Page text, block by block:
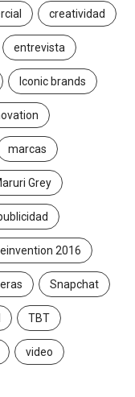
creatividad
entrevista
Iconic brands
marcas
Grey
2016
Snapchat
TBT
video